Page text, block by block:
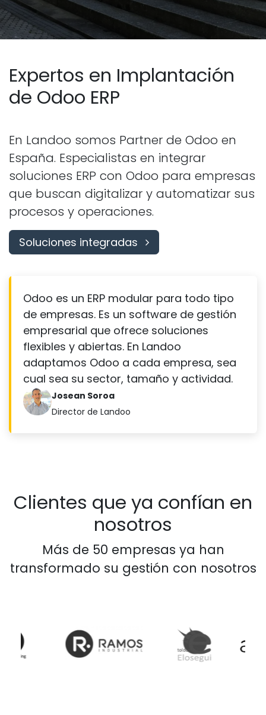
Expertos en Implantación
de Odoo ERP
En Landoo somos Partner de Odoo en
España. Especialistas en integrar
soluciones ERP con Odoo para empresas
que buscan digitalizar y automatizar sus
procesos y operaciones.
Soluciones integradas
Odoo es un ERP modular para todo tipo
de empresas. Es un software de gestión
empresarial que ofrece soluciones
flexibles y abiertas. En Landoo
adaptamos Odoo a cada empresa, sea
cual sea su sector, tamaño y actividad.
Josean Soroa
Director de Landoo
Clientes que ya confían en
nosotros
Más de 50 empresas ya han
transformado su gestión con nosotros